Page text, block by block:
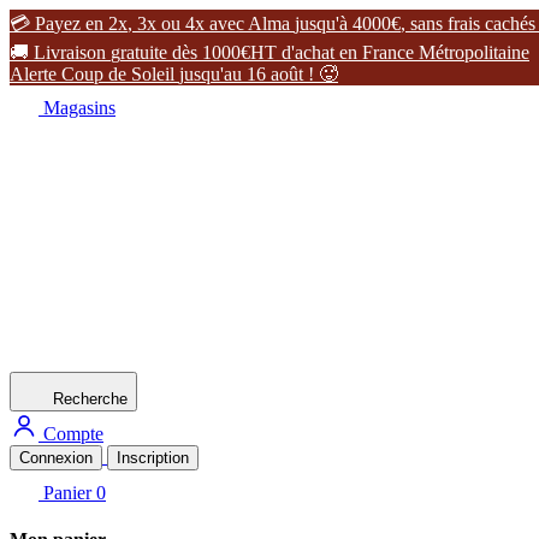
 Payez en 2x, 3x ou 4x avec Alma jusqu'à 4000€, sans frais cachés
 Livraison gratuite dès 1000€HT d'achat en France Métropolitaine
Alerte Coup de Soleil jusqu'au 16 août ! 
Magasins
Recherche
Compte
Connexion Inscription
Panier 0